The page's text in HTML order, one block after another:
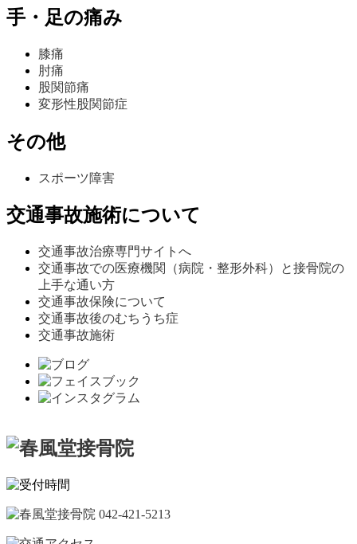
手・足の痛み
膝痛
肘痛
股関節痛
変形性股関節症
その他
スポーツ障害
交通事故施術について
交通事故治療専門サイトへ
交通事故での医療機関（病院・整形外科）と接骨院の
上手な通い方
交通事故保険について
交通事故後のむちうち症
交通事故施術